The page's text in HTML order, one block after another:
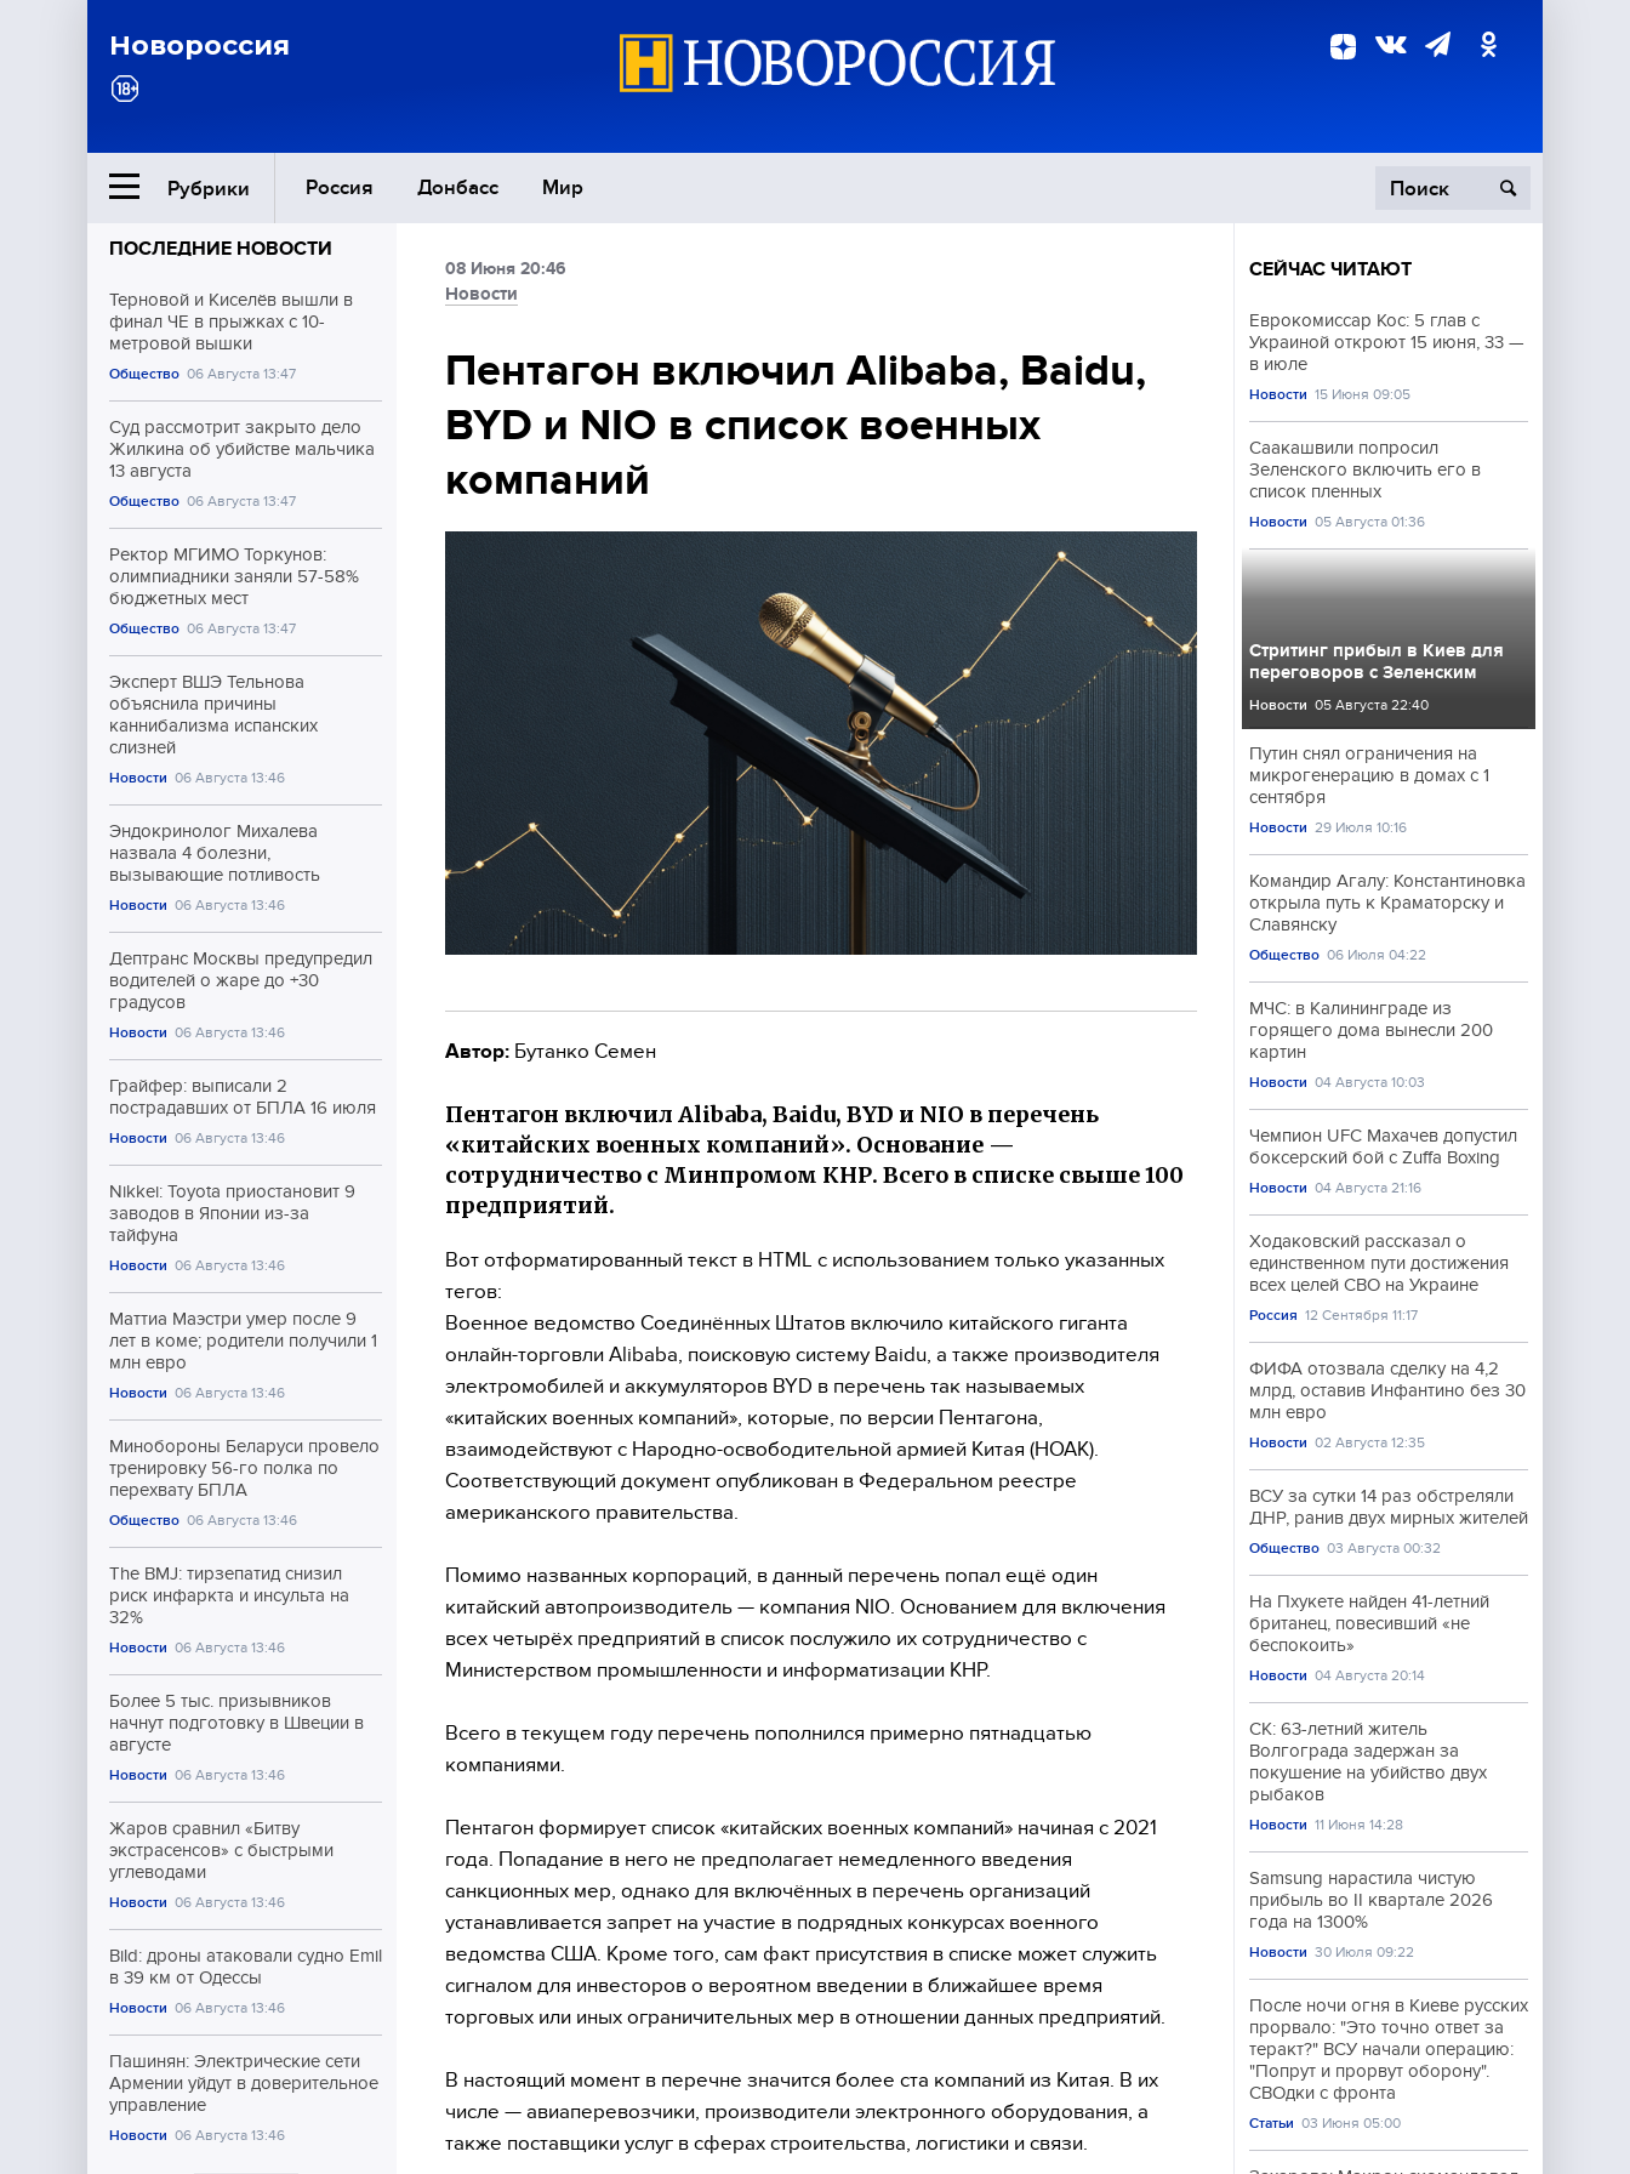
Новороссия
Рубрики Россия Донбасс Мир
Ближний Восток
Общество
Экономика
Происшествия
Культура
Спорт
ПОСЛЕДНИЕ НОВОСТИ
Терновой и Киселёв вышли в
финал ЧЕ в прыжках с 10-
метровой вышки
Общество 06 Августа 13:47
Суд рассмотрит закрыто дело
Жилкина об убийстве мальчика
13 августа
Общество 06 Августа 13:47
Ректор МГИМО Торкунов:
олимпиадники заняли 57-58%
бюджетных мест
Общество 06 Августа 13:47
Эксперт ВШЭ Тельнова
объяснила причины
каннибализма испанских
слизней
Новости 06 Августа 13:46
Эндокринолог Михалева
назвала 4 болезни,
вызывающие потливость
Новости 06 Августа 13:46
Дептранс Москвы предупредил
водителей о жаре до +30
градусов
Новости 06 Августа 13:46
Грайфер: выписали 2
пострадавших от БПЛА 16 июля
Новости 06 Августа 13:46
Nikkei: Toyota приостановит 9
заводов в Японии из-за
тайфуна
Новости 06 Августа 13:46
Маттиа Маэстри умер после 9
лет в коме; родители получили 1
млн евро
Новости 06 Августа 13:46
Минобороны Беларуси провело
тренировку 56-го полка по
перехвату БПЛА
Общество 06 Августа 13:46
The BMJ: тирзепатид снизил
риск инфаркта и инсульта на
32%
Новости 06 Августа 13:46
Более 5 тыс. призывников
начнут подготовку в Швеции в
августе
Новости 06 Августа 13:46
Жаров сравнил «Битву
экстрасенсов» с быстрыми
углеводами
Новости 06 Августа 13:46
Bild: дроны атаковали судно Emil
в 39 км от Одессы
Новости 06 Августа 13:46
Пашинян: Электрические сети
Армении уйдут в доверительное
управление
Новости 06 Августа 13:46
08 Июня 20:46
Новости
Пентагон включил Alibaba, Baidu,
BYD и NIO в список военных
компаний
Автор: Бутанко Семен
Пентагон включил Alibaba, Baidu, BYD и NIO в перечень
«китайских военных компаний». Основание —
сотрудничество с Минпромом КНР. Всего в списке свыше 100
предприятий.
Вот отформатированный текст в HTML с использованием только указанных
тегов:
Военное ведомство Соединённых Штатов включило китайского гиганта
онлайн-торговли Alibaba, поисковую систему Baidu, а также производителя
электромобилей и аккумуляторов BYD в перечень так называемых
«китайских военных компаний», которые, по версии Пентагона,
взаимодействуют с Народно-освободительной армией Китая (НОАК).
Соответствующий документ опубликован в Федеральном реестре
американского правительства.
Помимо названных корпораций, в данный перечень попал ещё один
китайский автопроизводитель — компания NIO. Основанием для включения
всех четырёх предприятий в список послужило их сотрудничество с
Министерством промышленности и информатизации КНР.
Всего в текущем году перечень пополнился примерно пятнадцатью
компаниями.
Пентагон формирует список «китайских военных компаний» начиная с 2021
года. Попадание в него не предполагает немедленного введения
санкционных мер, однако для включённых в перечень организаций
устанавливается запрет на участие в подрядных конкурсах военного
ведомства США. Кроме того, сам факт присутствия в списке может служить
сигналом для инвесторов о вероятном введении в ближайшее время
торговых или иных ограничительных мер в отношении данных предприятий.
В настоящий момент в перечне значится более ста компаний из Китая. В их
числе — авиаперевозчики, производители электронного оборудования, а
также поставщики услуг в сферах строительства, логистики и связи.
СЕЙЧАС ЧИТАЮТ
Еврокомиссар Кос: 5 глав с
Украиной откроют 15 июня, 33 —
в июле
Новости 15 Июня 09:05
Саакашвили попросил
Зеленского включить его в
список пленных
Новости 05 Августа 01:36
Стритинг прибыл в Киев для
переговоров с Зеленским
Новости 05 Августа 22:40
Путин снял ограничения на
микрогенерацию в домах с 1
сентября
Новости 29 Июля 10:16
Командир Агалу: Константиновка
открыла путь к Краматорску и
Славянску
Общество 06 Июля 04:22
МЧС: в Калининграде из
горящего дома вынесли 200
картин
Новости 04 Августа 10:03
Чемпион UFC Махачев допустил
боксерский бой с Zuffa Boxing
Новости 04 Августа 21:16
Ходаковский рассказал о
единственном пути достижения
всех целей СВО на Украине
Россия 12 Сентября 11:17
ФИФА отозвала сделку на 4,2
млрд, оставив Инфантино без 30
млн евро
Новости 02 Августа 12:35
ВСУ за сутки 14 раз обстреляли
ДНР, ранив двух мирных жителей
Общество 03 Августа 00:32
На Пхукете найден 41-летний
британец, повесивший «не
беспокоить»
Новости 04 Августа 20:14
СК: 63-летний житель
Волгограда задержан за
покушение на убийство двух
рыбаков
Новости 11 Июня 14:28
Samsung нарастила чистую
прибыль во II квартале 2026
года на 1300%
Новости 30 Июля 09:22
После ночи огня в Киеве русских
прорвало: "Это точно ответ за
теракт?" ВСУ начали операцию:
"Попрут и прорвут оборону".
СВОдки с фронта
Статьи 03 Июня 05:00